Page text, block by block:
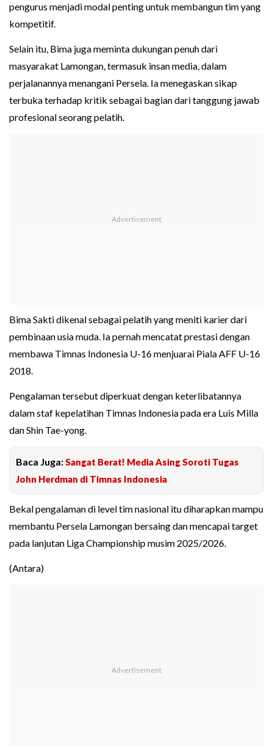
pengurus menjadi modal penting untuk membangun tim yang
kompetitif.
Selain itu, Bima juga meminta dukungan penuh dari
masyarakat Lamongan, termasuk insan media, dalam
perjalanannya menangani Persela. Ia menegaskan sikap
terbuka terhadap kritik sebagai bagian dari tanggung jawab
profesional seorang pelatih.
Bima Sakti dikenal sebagai pelatih yang meniti karier dari
pembinaan usia muda. Ia pernah mencatat prestasi dengan
membawa Timnas Indonesia U-16 menjuarai Piala AFF U-16
2018.
Pengalaman tersebut diperkuat dengan keterlibatannya
dalam staf kepelatihan Timnas Indonesia pada era Luis Milla
dan Shin Tae-yong.
Baca Juga:Sangat Berat! Media Asing Soroti Tugas
John Herdman di Timnas Indonesia
Bekal pengalaman di level tim nasional itu diharapkan mampu
membantu Persela Lamongan bersaing dan mencapai target
pada lanjutan Liga Championship musim 2025/2026.
(Antara)